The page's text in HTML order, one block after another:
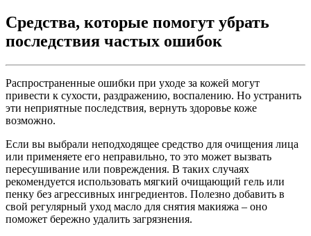
Средства, которые помогут убрать
последствия частых ошибок
Распространенные ошибки при уходе за кожей могут
привести к сухости, раздражению, воспалению. Но устранить
эти неприятные последствия, вернуть здоровье коже
возможно.
Если вы выбрали неподходящее средство для очищения лица
или применяете его неправильно, то это может вызвать
пересушивание или повреждения. В таких случаях
рекомендуется использовать мягкий очищающий гель или
пенку без агрессивных ингредиентов. Полезно добавить в
свой регулярный уход масло для снятия макияжа – оно
поможет бережно удалить загрязнения.